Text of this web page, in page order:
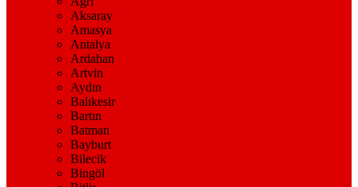
Aksaray
Amasya
Antalya
Ardahan
Artvin
Aydın
Balıkesir
Bartın
Batman
Bayburt
Bilecik
Bingöl